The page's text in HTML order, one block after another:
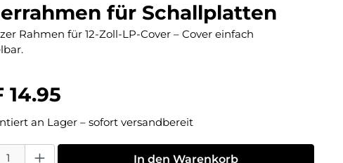
für Schallplatten
Rahmen für 12-Zoll-LP-Cover – Cover einfach
14.95
an Lager – sofort versandbereit
Gib den gewünschten Wert ein oder benutze die Schaltflächen um die
In den Warenkorb